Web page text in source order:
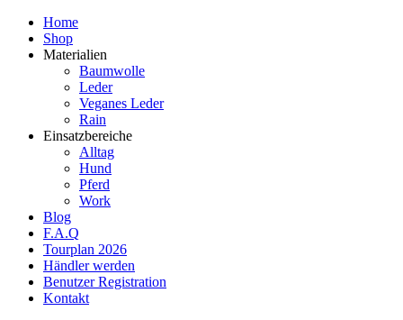
Home
Shop
Materialien
Baumwolle
Leder
Veganes Leder
Rain
Einsatzbereiche
Alltag
Hund
Pferd
Work
Blog
F.A.Q
Tourplan 2026
Händler werden
Benutzer Registration
Kontakt